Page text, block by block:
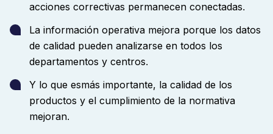
acciones correctivas permanecen conectadas.
La información operativa mejora porque los datos
de calidad pueden analizarse en todos los
departamentos y centros.
Y lo que esmás importante, la calidad de los
productos y el cumplimiento de la normativa
mejoran.